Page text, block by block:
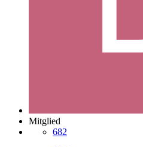
Mitglied
682